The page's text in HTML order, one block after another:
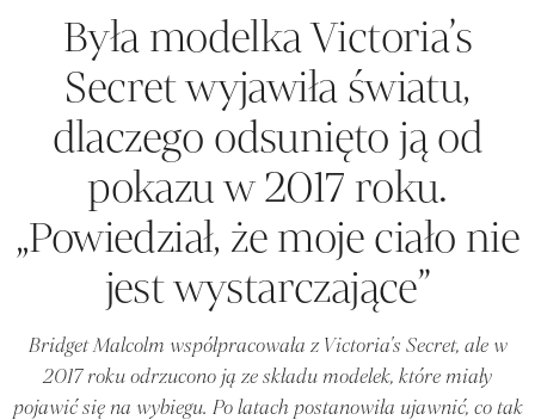
Była modelka Victoria’s
Secret wyjawiła światu,
dlaczego odsunięto ją od
pokazu w 2017 roku.
„Powiedział, że moje ciało nie
jest wystarczające”
Bridget Malcolm współpracowała z Victoria's Secret, ale w
2017 roku odrzucono ją ze składu modelek, które miały
pojawić się na wybiegu. Po latach postanowiła ujawnić, co tak